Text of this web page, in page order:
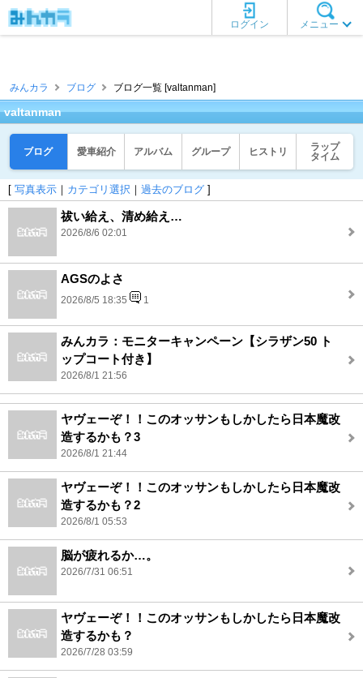
メニュー
ログイン
みんカラ ブログ ブログ一覧 [valtanman]
valtanman
ブログ 愛車紹介 アルバム グループ ヒストリ
ラップ
タイム
[ 写真表示 ｜ カテゴリ選択 ｜ 過去のブログ ]
祓い給え、清め給え…
2026/8/6 02:01
AGSのよさ
2026/8/5 18:35 1
みんカラ：モニターキャンペーン【シラザン50 ト
ップコート付き】
2026/8/1 21:56
ヤヴェーぞ！！このオッサンもしかしたら日本魔改
造するかも？3
2026/8/1 21:44
ヤヴェーぞ！！このオッサンもしかしたら日本魔改
造するかも？2
2026/8/1 05:53
脳が疲れるか…。
2026/7/31 06:51
ヤヴェーぞ！！このオッサンもしかしたら日本魔改
造するかも？
2026/7/28 03:59